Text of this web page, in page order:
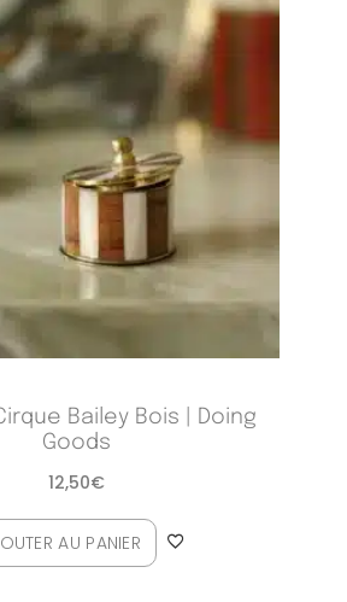
Bailey Bois | Doing
Goods
12,50€
AU PANIER